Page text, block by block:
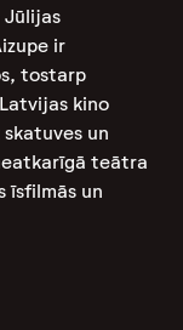
Jūlijas
ir
tostarp
kino
un
teātra
īsfilmās un